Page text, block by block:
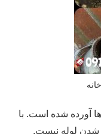
ها آورده شده است. با
شدن لوله نیست.